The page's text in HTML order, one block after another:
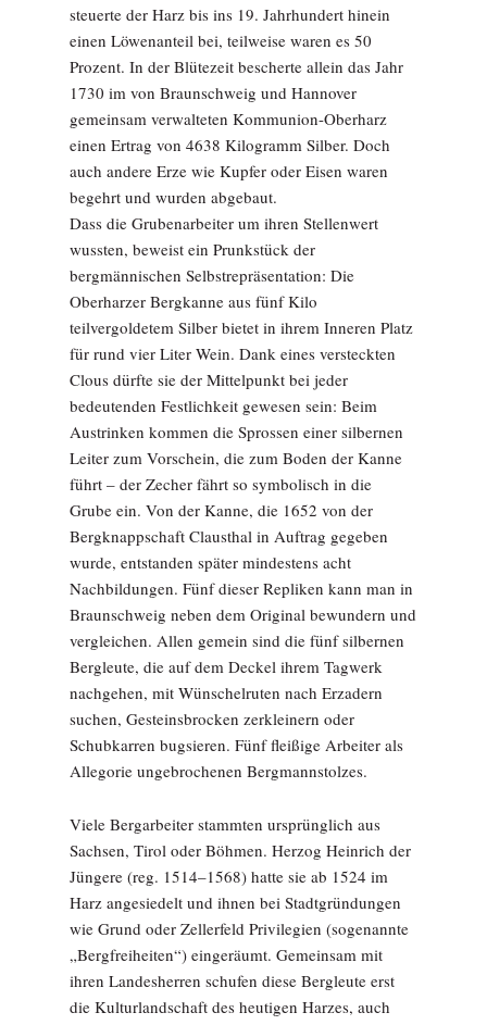
steuerte der Harz bis ins 19. Jahrhundert hinein
einen Löwenanteil bei, teilweise waren es 50
Prozent. In der Blütezeit bescherte allein das Jahr
1730 im von Braunschweig und Hannover
gemeinsam verwalteten Kommunion-Oberharz
einen Ertrag von 4638 Kilogramm Silber. Doch
auch andere Erze wie Kupfer oder Eisen waren
begehrt und wurden abgebaut.
Dass die Grubenarbeiter um ihren Stellenwert
wussten, beweist ein Prunkstück der
bergmännischen Selbstrepräsentation: Die
Oberharzer Bergkanne aus fünf Kilo
teilvergoldetem Silber bietet in ihrem Inneren Platz
für rund vier Liter Wein. Dank eines versteckten
Clous dürfte sie der Mittelpunkt bei jeder
bedeutenden Festlichkeit gewesen sein: Beim
Austrinken kommen die Sprossen einer silbernen
Leiter zum Vorschein, die zum Boden der Kanne
führt – der Zecher fährt so symbolisch in die
Grube ein. Von der Kanne, die 1652 von der
Bergknappschaft Clausthal in Auftrag gegeben
wurde, entstanden später mindestens acht
Nachbildungen. Fünf dieser Repliken kann man in
Braunschweig neben dem Original bewundern und
vergleichen. Allen gemein sind die fünf silbernen
Bergleute, die auf dem Deckel ihrem Tagwerk
nachgehen, mit Wünschelruten nach Erzadern
suchen, Gesteinsbrocken zerkleinern oder
Schubkarren bugsieren. Fünf fleißige Arbeiter als
Allegorie ungebrochenen Bergmannstolzes.
Viele Bergarbeiter stammten ursprünglich aus
Sachsen, Tirol oder Böhmen. Herzog Heinrich der
Jüngere (reg. 1514–1568) hatte sie ab 1524 im
Harz angesiedelt und ihnen bei Stadtgründungen
wie Grund oder Zellerfeld Privilegien (sogenannte
„Bergfreiheiten“) eingeräumt. Gemeinsam mit
ihren Landesherren schufen diese Bergleute erst
die Kulturlandschaft des heutigen Harzes, auch